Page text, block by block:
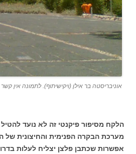
אוניבריסטה בר אילן (ויקישיתוף). לתמונה אין
הלקח מסיפור פיקנטי זה לא נועד
מערכת הבקרה הפנימית והחיצונית של
אפשרות שכתבן פלצן יצליח לעלות